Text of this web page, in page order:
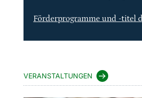
Förderprogramme und -titel
VERANSTALTUNGEN